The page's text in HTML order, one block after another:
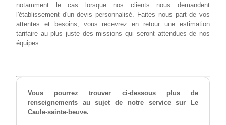
notamment le cas lorsque nos clients nous demandent
l'établissement d'un devis personnalisé. Faites nous part de vos
attentes et besoins, vous recevrez en retour une estimation
tarifaire au plus juste des missions qui seront attendues de nos
équipes.
Vous pourrez trouver ci-dessous plus de
renseignements au sujet de notre service sur Le
Caule-sainte-beuve.